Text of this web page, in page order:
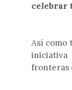
celebrar
Así como
fronteras